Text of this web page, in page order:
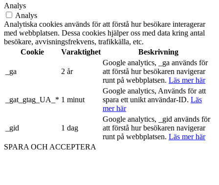
Analys
Analys
Analytiska cookies används för att förstå hur besökare interagerar
med webbplatsen. Dessa cookies hjälper oss med data kring antal
besökare, avvisningsfrekvens, trafikkälla, etc.
Cookie
Varaktighet Beskrivning
_ga 2 år
Google analytics, _ga används för
att förstå hur besökaren navigerar
runt på webbplatsen. Läs mer här
_gat_gtag_UA_* 1 minut
Google analytics, Används för att
spara ett unikt användar-ID. Läs
mer här
_gid 1 dag
Google analytics, _gid används för
att förstå hur besökaren navigerar
runt på webbplatsen. Läs mer här
SPARA OCH ACCEPTERA